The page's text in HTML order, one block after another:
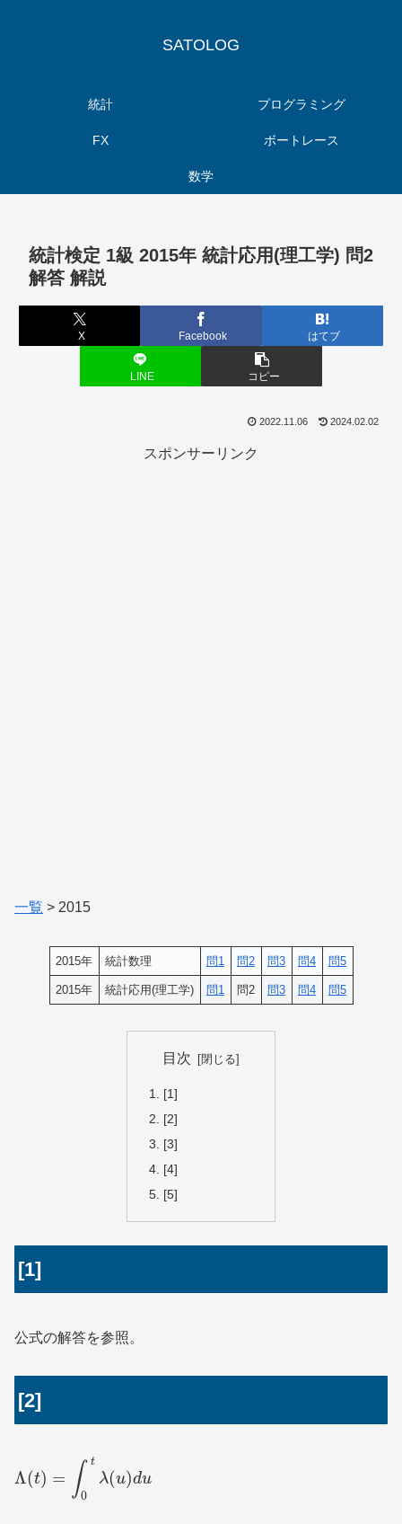
SATOLOG
統計 プログラミング
FX ボートレース
数学
統計検定 1級 2015年 統計応用(理工学) 問2
解答 解説
X Facebook はてブ
LINE コピー
2022.11.06 2024.02.02
スポンサーリンク
一覧 > 2015
2015年 統計数理 問1 問2 問3 問4 問5
2015年 統計応用(理工学) 問1 問2 問3 問4 問5
目次
[1]
[2]
[3]
[4]
[5]
[1]
公式の解答を参照。
[2]
Λ(t) = ∫ t
0
λ(u)du